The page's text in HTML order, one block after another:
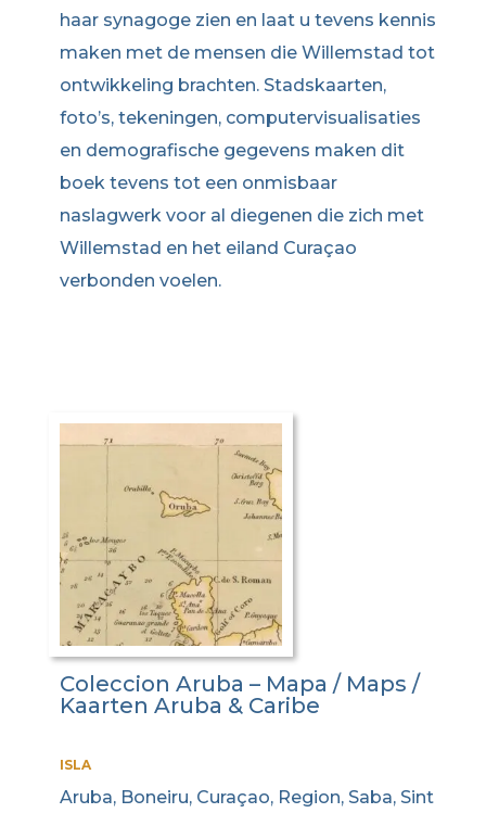
haar synagoge zien en laat u tevens kennis
maken met de mensen die Willemstad tot
ontwikkeling brachten. Stadskaarten,
foto’s, tekeningen, computervisualisaties
en demografische gegevens maken dit
boek tevens tot een onmisbaar
naslagwerk voor al diegenen die zich met
Willemstad en het eiland Curaçao
verbonden voelen.
Coleccion Aruba – Mapa / Maps /
Kaarten Aruba & Caribe
ISLA
Aruba, Boneiru, Curaçao, Region, Saba, Sint